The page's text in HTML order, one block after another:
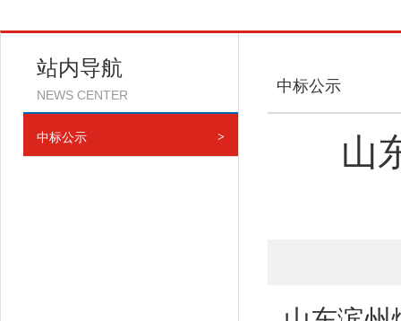
站内导航
NEWS CENTER
中标公示 >
中标公示
山